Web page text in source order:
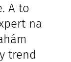
A to
na
trend